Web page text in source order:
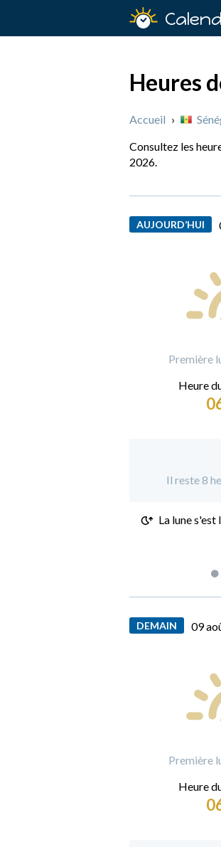
Heures
Accueil ›
Consultez les
2026.
AUJOURD’HUI
Première
Heure
Il reste 8
La lune s'est
DEMAIN 09
Première
Heure